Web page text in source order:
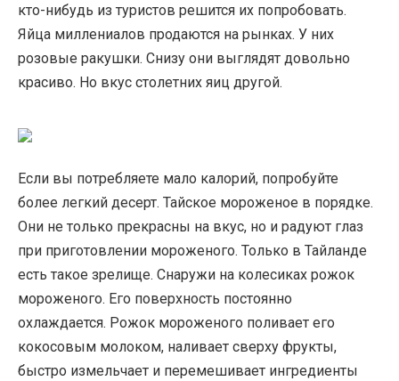
кто-нибудь из туристов решится их попробовать.
Яйца миллениалов продаются на рынках. У них
розовые ракушки. Снизу они выглядят довольно
красиво. Но вкус столетних яиц другой.
Если вы потребляете мало калорий, попробуйте
более легкий десерт. Тайское мороженое в порядке.
Они не только прекрасны на вкус, но и радуют глаз
при приготовлении мороженого. Только в Тайланде
есть такое зрелище. Снаружи на колесиках рожок
мороженого. Его поверхность постоянно
охлаждается. Рожок мороженого поливает его
кокосовым молоком, наливает сверху фрукты,
быстро измельчает и перемешивает ингредиенты